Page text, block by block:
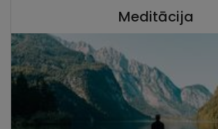
Meditācija